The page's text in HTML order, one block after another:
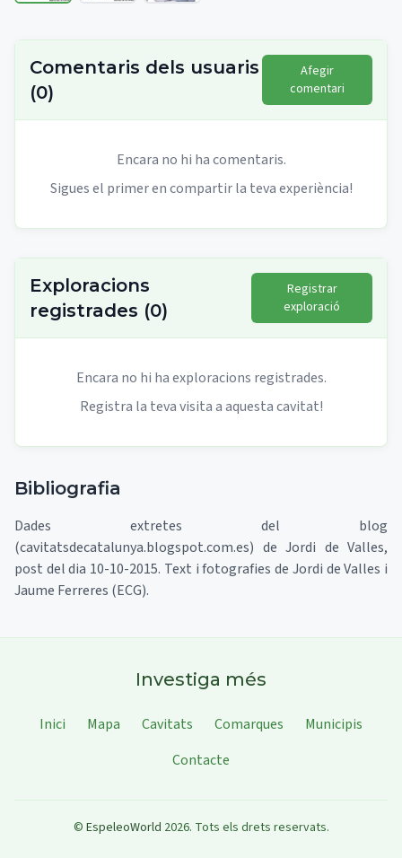
Comentaris dels usuaris
(0)
Afegir
comentari
Encara no hi ha comentaris.
Sigues el primer en compartir la teva experiència!
Exploracions
registrades (0)
Registrar
exploració
Encara no hi ha exploracions registrades.
Registra la teva visita a aquesta cavitat!
Bibliografia
Dades extretes del blog
(cavitatsdecatalunya.blogspot.com.es) de Jordi de Valles,
post del dia 10-10-2015. Text i fotografies de Jordi de Valles i
Jaume Ferreres (ECG).
Investiga més
Inici Mapa Cavitats Comarques
Municipis
Contacte
© EspeleoWorld 2026. Tots els drets reservats.